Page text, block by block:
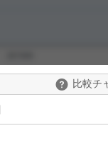
比較チ